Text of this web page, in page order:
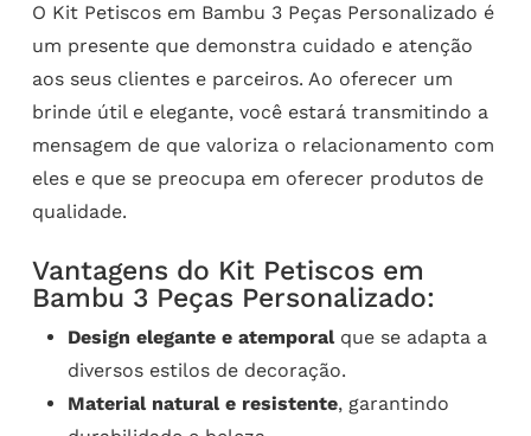
O Kit Petiscos em Bambu 3 Peças Personalizado é
um presente que demonstra cuidado e atenção
aos seus clientes e parceiros. Ao oferecer um
brinde útil e elegante, você estará transmitindo a
mensagem de que valoriza o relacionamento com
eles e que se preocupa em oferecer produtos de
qualidade.
Vantagens do Kit Petiscos em
Bambu 3 Peças Personalizado:
Design elegante e atemporalque se adapta a
diversos estilos de decoração.
Material natural e resistente, garantindo